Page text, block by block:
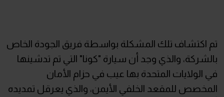
تم اكتشاف تلك المشكلة بواسطة فريق الجودة الخاص
بالشركة، والذي وجد أن سيارة "كونا" التي تم تدشينها
في الولايات المتحدة بها عيب في حزام الأمان
المخصص للمقعد الخلفي الأيمن، والذي يعرقل تمديده